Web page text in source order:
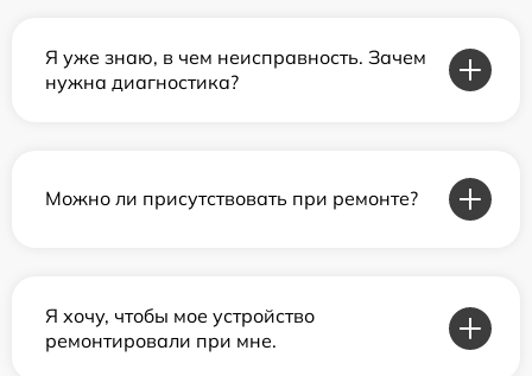
Я уже знаю, в чем неисправность. Зачем
нужна диагностика?
Можно ли присутствовать при ремонте?
Я хочу, чтобы мое устройство
ремонтировали при мне.